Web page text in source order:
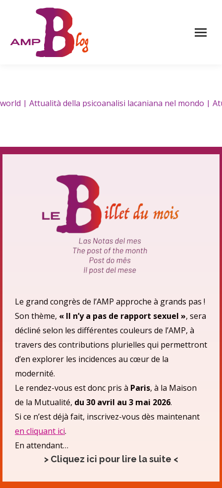
Attualità della psicoanalisi lacaniana nel mondo |
Le grand congrès de l’AMP approche à grands pas !
Son thème, « Il n’y a pas de rapport sexuel », sera
décliné selon les différentes couleurs de l’AMP, à
travers des contributions plurielles qui permettront
d’en explorer les incidences au cœur de la
modernité.
Le rendez-vous est donc pris à Paris, à la Maison
de la Mutualité, du 30 avril au 3 mai 2026.
Si ce n’est déjà fait, inscrivez-vous dès maintenant
en cliquant ici.
En attendant…
> Cliquez ici pour lire la suite <